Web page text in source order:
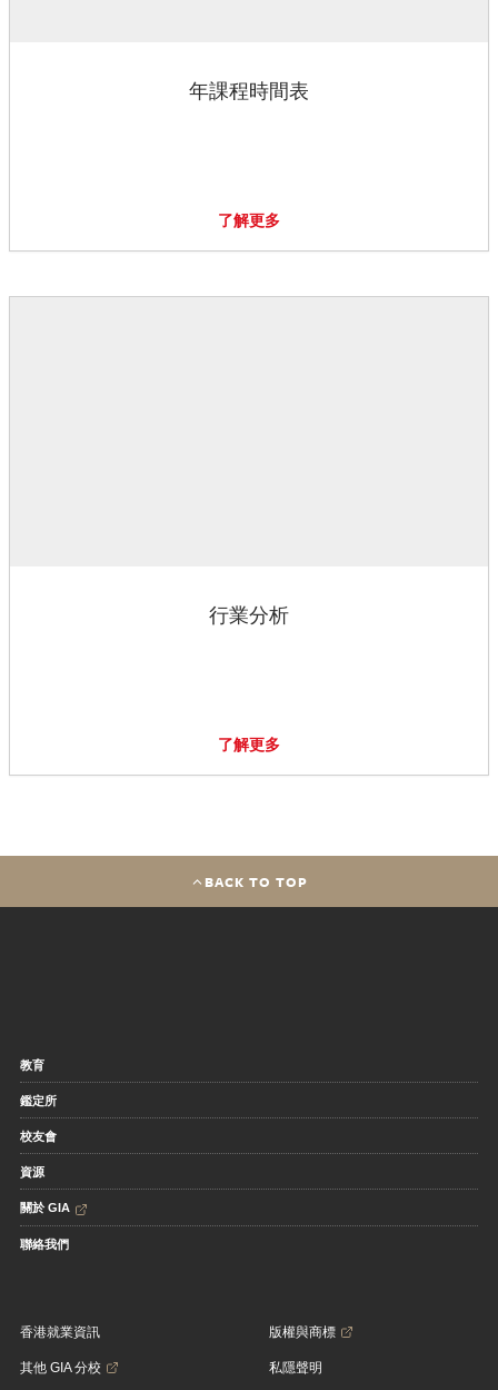
年課程時間表
了解更多
行業分析
了解更多
BACK TO TOP
教育
鑑定所
校友會
資源
關於 GIA
聯絡我們
香港就業資訊
其他 GIA 分校
版權與商標
私隱聲明